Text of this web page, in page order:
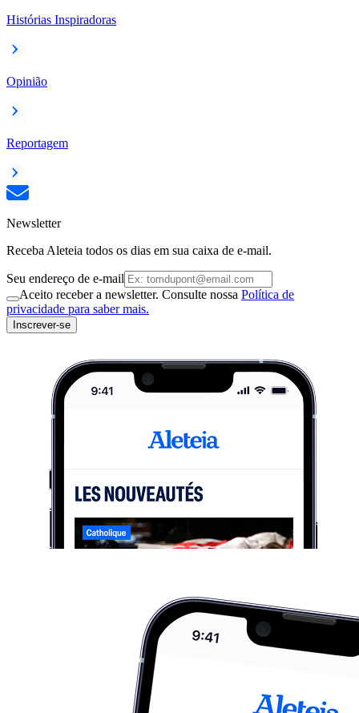
Histórias Inspiradoras
Opinião
Reportagem
Newsletter
Receba Aleteia todos os dias em sua caixa de e-mail.
Seu endereço de e-mail
Aceito receber a newsletter. Consulte nossa Política de
privacidade para saber mais.
Inscrever-se